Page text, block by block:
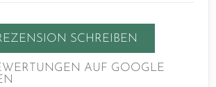
SCHREIBEN
AUF GOOGLE